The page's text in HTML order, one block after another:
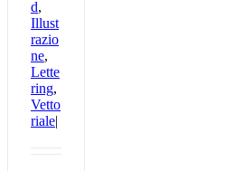
d,
Illust
razio
ne,
Lette
ring,
Vetto
riale|